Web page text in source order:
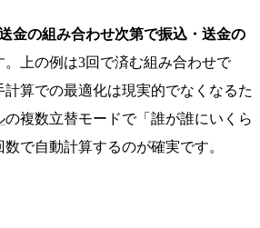
金の組み合わせ次第で振込・送金の
。上の例は3回で済む組み合わせで
算での最適化は現実的でなくなるた
の複数立替モードで「誰が誰にいくら
で自動計算するのが確実です。